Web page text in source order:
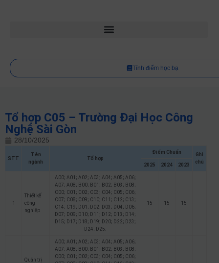
Tính điểm học bạ
Tổ hợp C05 – Trường Đại Học Công
Nghệ Sài Gòn
28/10/2025
STT
Tên
ngành
Tổ hợp
Điểm Chuẩn
Ghi
chú
2025 2024 2023
1
Thiết kế
công
nghiệp
A00; A01; A02; A03; A04; A05; A06;
A07; A08; B00; B01; B02; B03; B08;
C00; C01; C02; C03; C04; C05; C06;
C07; C08; C09; C10; C11; C12; C13;
C14; C19; D01; D02; D03; D04; D06;
D07; D09; D10; D11; D12; D13; D14;
D15; D17; D18; D19; D20; D22; D23;
D24; D25;
15 15 15
Quản trị
A00; A01; A02; A03; A04; A05; A06;
A07; A08; B00; B01; B02; B03; B08;
C00; C01; C02; C03; C04; C05; C06;